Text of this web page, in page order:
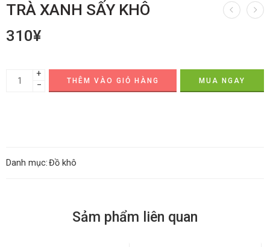
TRÀ XANH SẤY KHÔ
310¥
+
−
THÊM VÀO GIỎ HÀNG MUA NGAY
Danh mục:Đồ khô
Sảm phẩm liên quan